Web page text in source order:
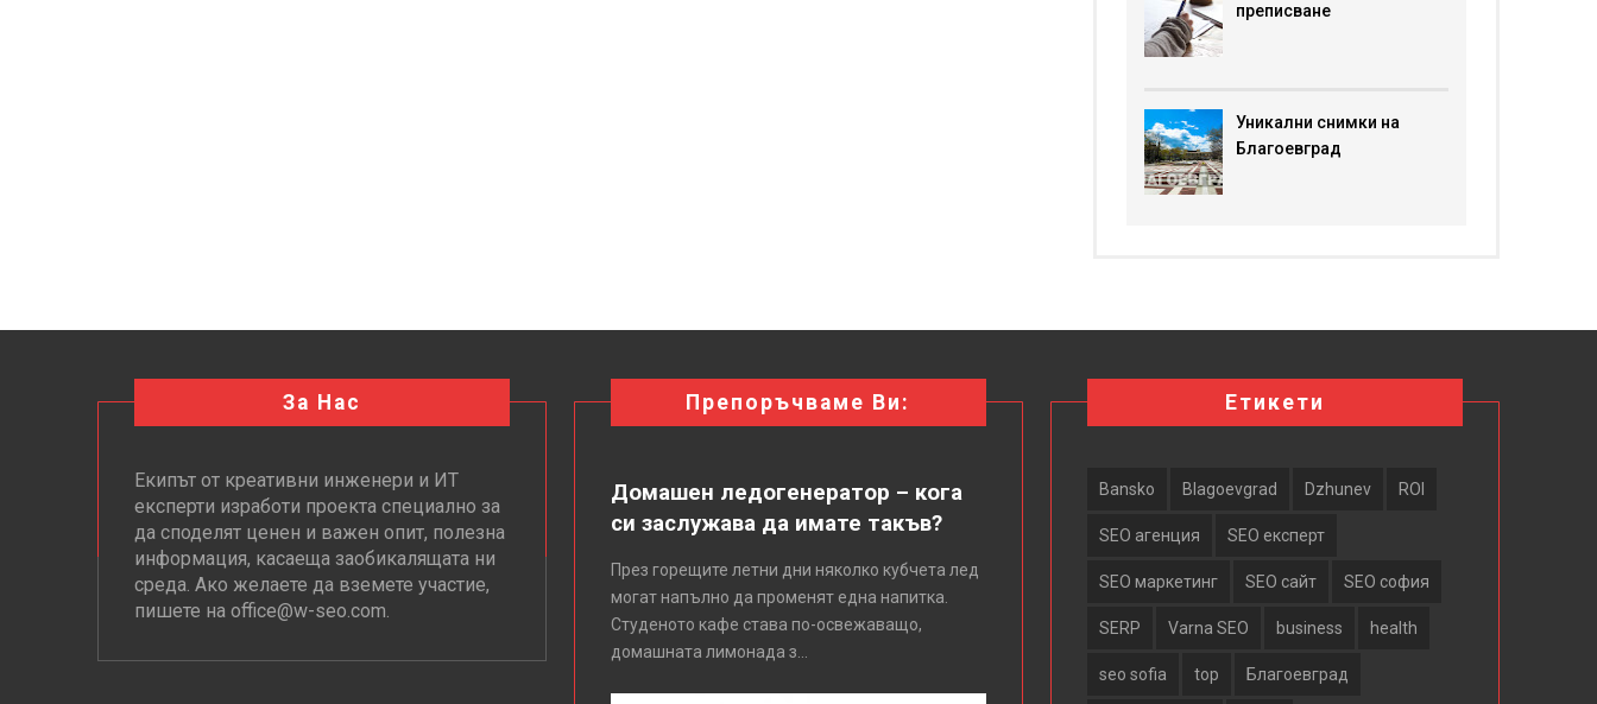
преписване
Уникални снимки на
Благоевград
За Нас
Екипът от креативни инженери и ИТ
експерти изработи проекта специално за
да споделят ценен и важен опит, полезна
информация, касаеща заобикалящата ни
среда. Ако желаете да вземете участие,
пишете на office@w-seo.com.
Препоръчваме Ви:
Домашен ледогенератор – кога
си заслужава да имате такъв?
През горещите летни дни няколко кубчета лед
могат напълно да променят една напитка.
Студеното кафе става по-освежаващо,
домашната лимонада з...
Етикети
Bansko Blagoevgrad Dzhunev ROI
SEO агенция SEO експерт
SEO маркетинг SEO сайт SEO софия
SERP Varna SEO business health
seo sofia top Благоевград